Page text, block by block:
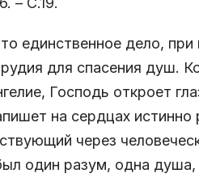
единственное дело,
для спасения душ.
Господь откроет
на сердцах
через
один разум, одна